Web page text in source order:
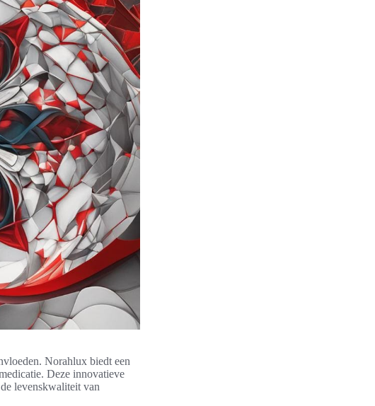
Norahlux biedt een
Deze innovatieve
levenskwaliteit van